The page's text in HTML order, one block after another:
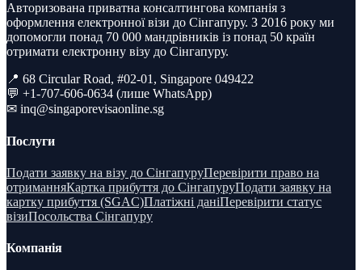
Авторизована приватна консалтингова компанія з
оформлення електронної візи до Сінгапуру. З 2016 року ми
допомогли понад 70 000 мандрівників із понад 50 країн
отримати електронну візу до Сінгапуру.
📍 68 Circular Road, #02-01, Singapore 049422
💬 +1-707-606-0634 (лише WhatsApp)
✉ inq@singaporevisaonline.sg
Послуги
Подати заявку на візу до СінгапуруПеревірити право на
отриманняКартка прибуття до СінгапуруПодати заявку на
картку прибуття (SGAC)Платіжні даніПеревірити статус
візиПосольства Сінгапуру
Компанія